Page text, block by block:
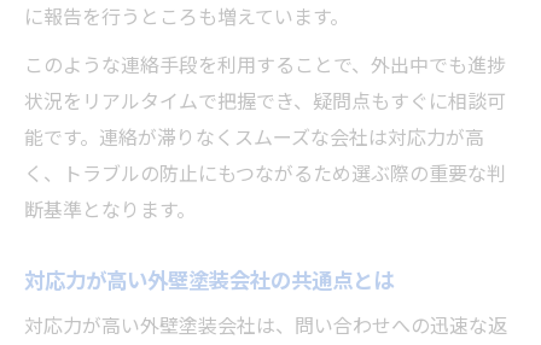
に報告を行うところも増えています。
このような連絡手段を利用することで、外出中でも進捗
状況をリアルタイムで把握でき、疑問点もすぐに相談可
能です。連絡が滞りなくスムーズな会社は対応力が高
く、トラブルの防止にもつながるため選ぶ際の重要な判
断基準となります。
対応力が高い外壁塗装会社の共通点とは
対応力が高い外壁塗装会社は、問い合わせへの迅速な返